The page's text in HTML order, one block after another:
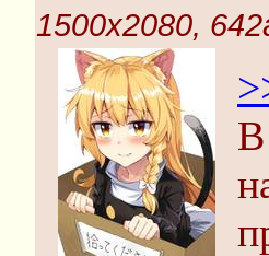
1500x2080,
В